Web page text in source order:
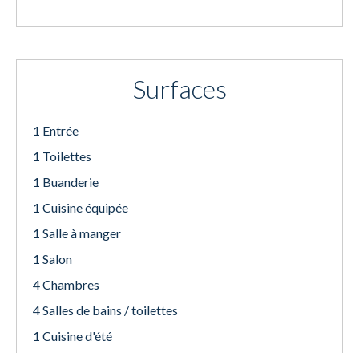
Surfaces
1 Entrée
1 Toilettes
1 Buanderie
1 Cuisine équipée
1 Salle à manger
1 Salon
4 Chambres
4 Salles de bains / toilettes
1 Cuisine d'été